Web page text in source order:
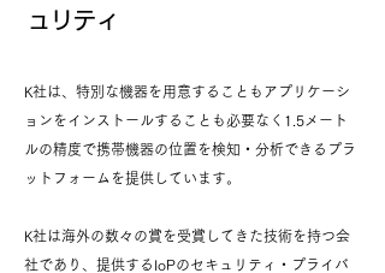
ュリティ
K社は、特別な機器を用意することもアプリケーシ
ョンをインストールすることも必要なく1.5メート
ルの精度で携帯機器の位置を検知・分析できるプラ
ットフォームを提供しています。
K社は海外の数々の賞を受賞してきた技術を持つ会
社であり、提供するIoPのセキュリティ・プライバ